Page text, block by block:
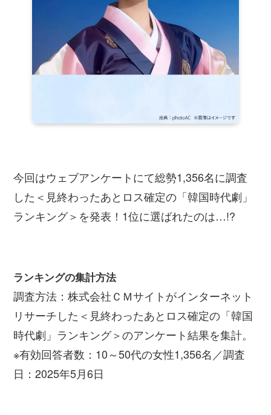
今回はウェブアンケートにて総勢1,356名に調査
した＜見終わったあとロス確定の「韓国時代劇」
ランキング＞を発表！1位に選ばれたのは…!?
ランキングの集計方法
調査方法：株式会社ＣＭサイトがインターネット
リサーチした＜見終わったあとロス確定の「韓国
時代劇」ランキング＞のアンケート結果を集計。
※有効回答者数：10～50代の女性1,356名／調査
日：2025年5月6日